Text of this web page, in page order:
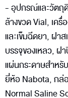
- อุปกรณ์และวัตถุดิ
ล้างขวด Vial, เค
และเข็มฉีดยา, ฝา
บรรจุของเหลว, ฝ
แผ่นกระดาษสำห
ยี่ห้อ Nabota, กล่
Normal Saline